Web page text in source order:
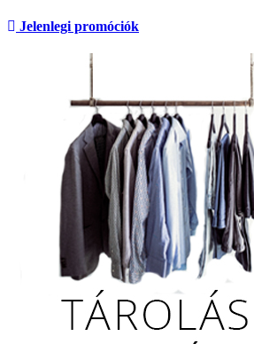
Jelenlegi promóciók